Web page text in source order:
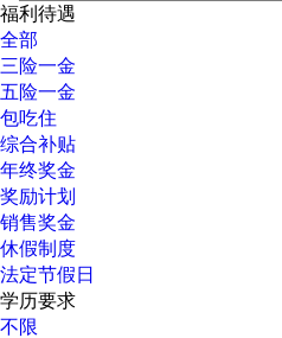
福利待遇
全部
三险一金
五险一金
包吃住
综合补贴
年终奖金
奖励计划
销售奖金
休假制度
法定节假日
学历要求
不限